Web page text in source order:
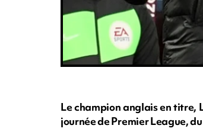
Le champion anglais en titre,
journée de Premier League,